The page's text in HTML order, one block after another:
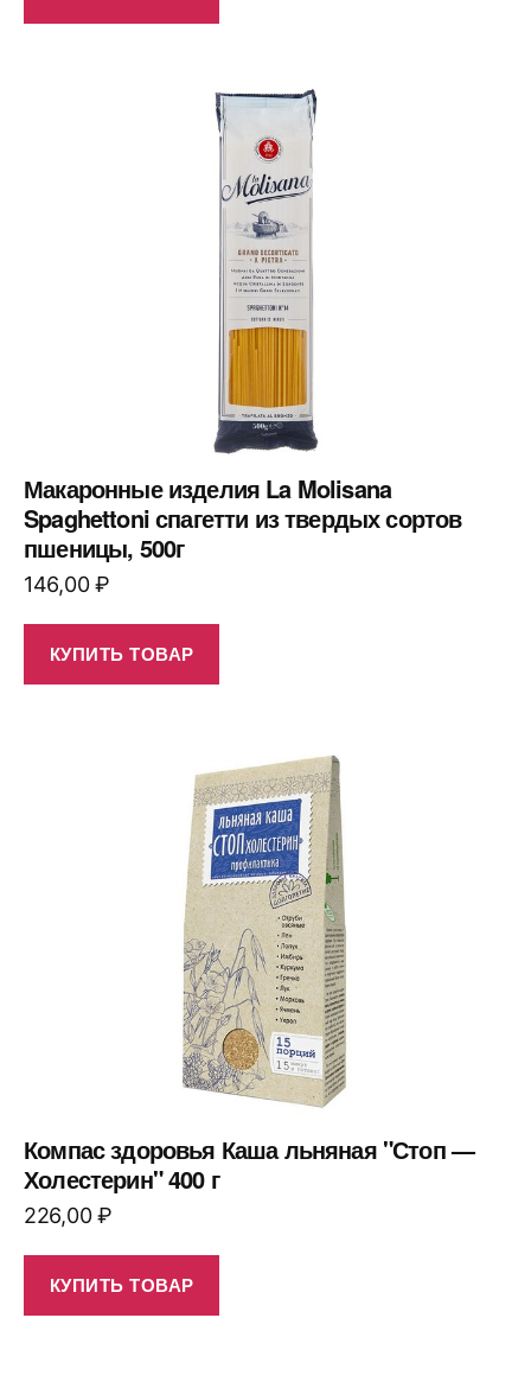
Макаронные изделия La Molisana
Spaghettoni спагетти из твердых сортов
пшеницы, 500г
146,00₽
КУПИТЬ ТОВАР
Компас здоровья Каша льняная "Стоп —
Холестерин" 400 г
226,00₽
КУПИТЬ ТОВАР